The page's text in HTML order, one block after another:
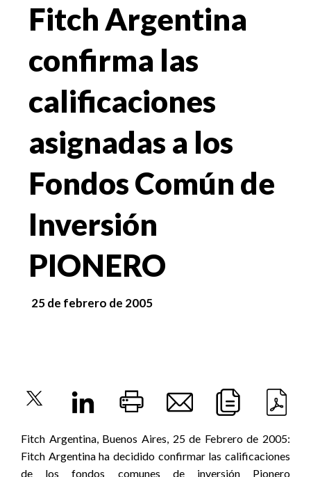
Fitch Argentina
confirma las
calificaciones
asignadas a los
Fondos Común de
Inversión
PIONERO
25 de febrero de 2005
Fitch Argentina, Buenos Aires, 25 de Febrero de 2005:
Fitch Argentina ha decidido confirmar las calificaciones
de los fondos comunes de inversión Pionero